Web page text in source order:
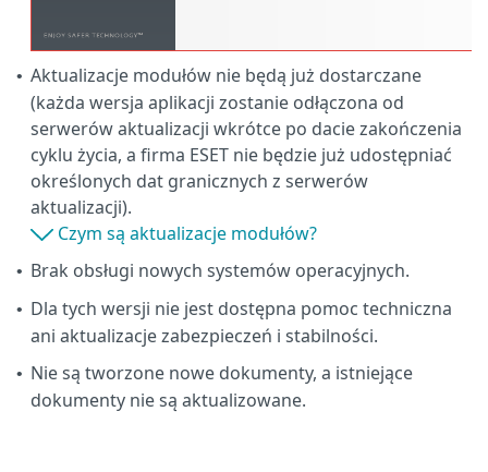
• Aktualizacje modułów nie będą już dostarczane
(każda wersja aplikacji zostanie odłączona od
serwerów aktualizacji wkrótce po dacie zakończenia
cyklu życia, a firma ESET nie będzie już udostępniać
określonych dat granicznych z serwerów
aktualizacji).
Czym są aktualizacje modułów?
• Brak obsługi nowych systemów operacyjnych.
• Dla tych wersji nie jest dostępna pomoc techniczna
ani aktualizacje zabezpieczeń i stabilności.
• Nie są tworzone nowe dokumenty, a istniejące
dokumenty nie są aktualizowane.